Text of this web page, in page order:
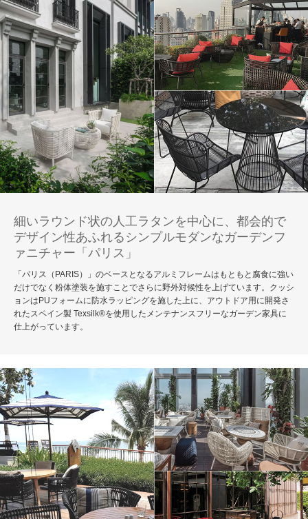
細いラウンド状の人工ラタンを中心に、都会的で
デザイン性あふれるシンプルモダンなガーデンフ
ァニチャー「パリス」
「パリス（PARIS）」のベースとなるアルミフレームはもともと腐食に強い
だけでなく粉体塗装を施すことでさらに野外対候性を上げています。クッシ
ョンはPUフォームに防水ラッピングを施した上に、アウトドア用に開発さ
れたスペイン製 Texsilk®を使用したメンテナンスフリーなガーデン家具に
仕上がっています。